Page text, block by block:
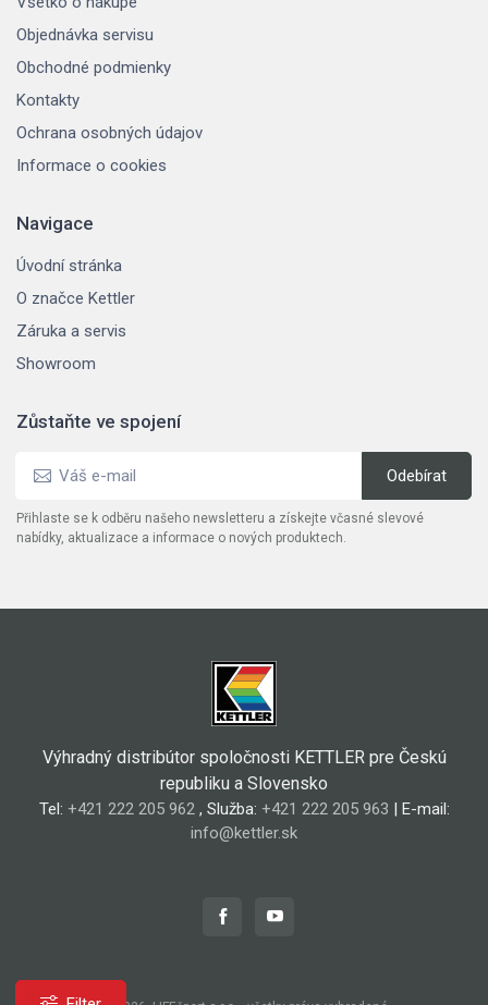
Objednávka servisu
Obchodné podmienky
Kontakty
Ochrana osobných údajov
Informace o cookies
Navigace
Úvodní stránka
O značce Kettler
Záruka a servis
Showroom
Zůstaňte ve spojení
Přihlaste se k odběru našeho newsletteru a získejte včasné slevové
nabídky, aktualizace a informace o nových produktech.
Výhradný distribútor spoločnosti KETTLER pre Českú
republiku a Slovensko
Tel: +421 222 205 962, Služba: +421 222 205 963 | E-mail:
info@kettler.sk